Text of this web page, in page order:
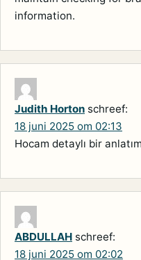
information.
Judith Horton schreef:
18 juni 2025 om 02:13
Hocam detaylı bir
ABDULLAH schreef:
18 juni 2025 om 02:02